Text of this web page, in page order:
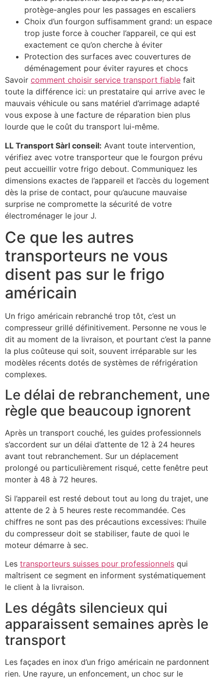
protège-angles pour les passages en escaliers
Choix d’un fourgon suffisamment grand: un espace
trop juste force à coucher l’appareil, ce qui est
exactement ce qu’on cherche à éviter
Protection des surfaces avec couvertures de
déménagement pour éviter rayures et chocs
Savoir comment choisir service transport fiable fait
toute la différence ici: un prestataire qui arrive avec le
mauvais véhicule ou sans matériel d’arrimage adapté
vous expose à une facture de réparation bien plus
lourde que le coût du transport lui-même.
LL Transport Sàrl conseil: Avant toute intervention,
vérifiez avec votre transporteur que le fourgon prévu
peut accueillir votre frigo debout. Communiquez les
dimensions exactes de l’appareil et l’accès du logement
dès la prise de contact, pour qu’aucune mauvaise
surprise ne compromette la sécurité de votre
électroménager le jour J.
Ce que les autres
transporteurs ne vous
disent pas sur le frigo
américain
Un frigo américain rebranché trop tôt, c’est un
compresseur grillé définitivement. Personne ne vous le
dit au moment de la livraison, et pourtant c’est la panne
la plus coûteuse qui soit, souvent irréparable sur les
modèles récents dotés de systèmes de réfrigération
complexes.
Le délai de rebranchement, une
règle que beaucoup ignorent
Après un transport couché, les guides professionnels
s’accordent sur un délai d’attente de 12 à 24 heures
avant tout rebranchement. Sur un déplacement
prolongé ou particulièrement risqué, cette fenêtre peut
monter à 48 à 72 heures.
Si l’appareil est resté debout tout au long du trajet, une
attente de 2 à 5 heures reste recommandée. Ces
chiffres ne sont pas des précautions excessives: l’huile
du compresseur doit se stabiliser, faute de quoi le
moteur démarre à sec.
Les transporteurs suisses pour professionnels qui
maîtrisent ce segment en informent systématiquement
le client à la livraison.
Les dégâts silencieux qui
apparaissent semaines après le
transport
Les façades en inox d’un frigo américain ne pardonnent
rien. Une rayure, un enfoncement, un choc sur le